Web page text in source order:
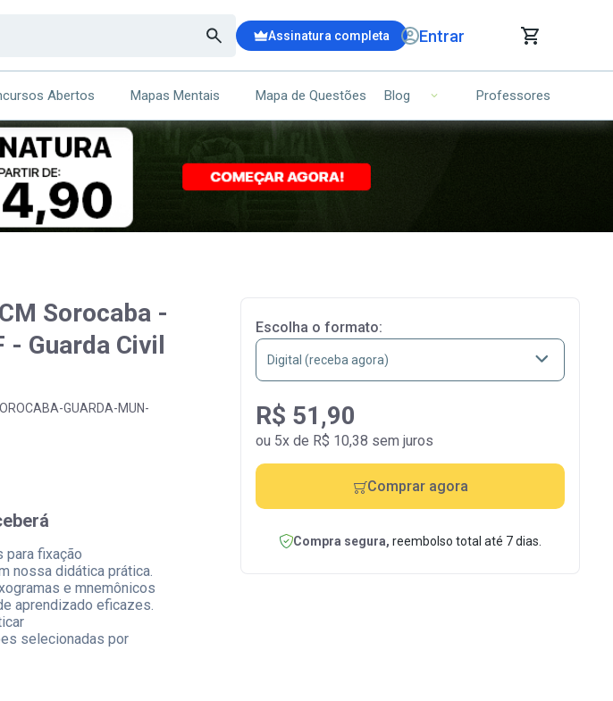
Assinatura completa Entrar
CARRINHO DE COMPRAS
ITENS (00)
Ops!
Seu carrinho ainda está vazio.
Abertos Mapas Mentais Mapa de Questões Blog Professores
Sorocaba -
- Guarda Civil
GUARDA-MUN-
para fixação
nossa didática prática.
e mnemônicos
aprendizado eficazes.
selecionadas por
Escolha o formato:
R$ 51,90
ou 5x de R$ 10,38 sem juros
Comprar agora
Compra segura, reembolso total até 7 dias.